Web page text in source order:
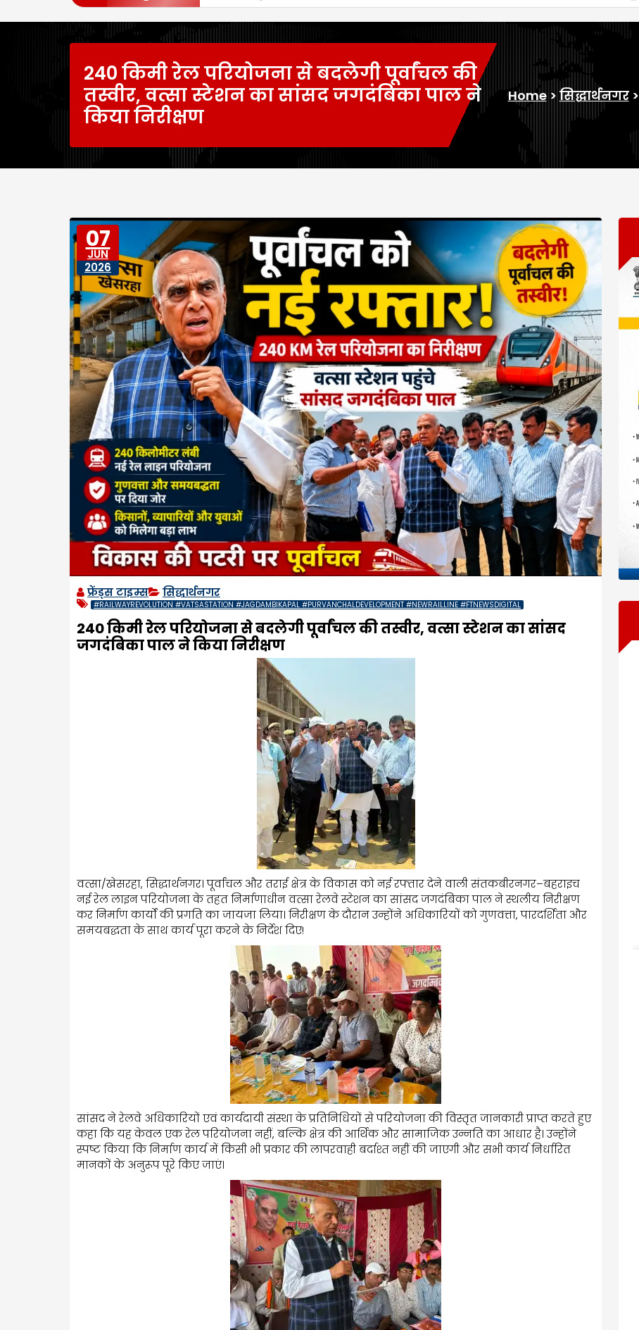
240 किमी रेल परियोजना से बदलेगी पूर्वांचल की
तस्वीर, वत्सा स्टेशन का सांसद जगदंबिका पाल ने
किया निरीक्षण
Home> सिद्धार्थनगर>
07
JUN
2026
फ्रेंड्स टाइम्स सिद्धार्थनगर
#RAILWAYREVOLUTION #VATSASTATION #JAGDAMBIKAPAL #PURVANCHALDEVELOPMENT #NEWRAILLINE #FTNEWSDIGITAL
240 किमी रेल परियोजना से बदलेगी पूर्वांचल की तस्वीर, वत्सा स्टेशन का सांसद
जगदंबिका पाल ने किया निरीक्षण
वत्सा/खेसरहा, सिद्धार्थनगर। पूर्वांचल और तराई क्षेत्र के विकास को नई रफ्तार देने वाली संतकबीरनगर–बहराइच
नई रेल लाइन परियोजना के तहत निर्माणाधीन वत्सा रेलवे स्टेशन का सांसद जगदंबिका पाल ने स्थलीय निरीक्षण
कर निर्माण कार्यों की प्रगति का जायजा लिया। निरीक्षण के दौरान उन्होंने अधिकारियों को गुणवत्ता, पारदर्शिता और
समयबद्धता के साथ कार्य पूरा करने के निर्देश दिए!
सांसद ने रेलवे अधिकारियों एवं कार्यदायी संस्था के प्रतिनिधियों से परियोजना की विस्तृत जानकारी प्राप्त करते हुए
कहा कि यह केवल एक रेल परियोजना नहीं, बल्कि क्षेत्र की आर्थिक और सामाजिक उन्नति का आधार है। उन्होंने
स्पष्ट किया कि निर्माण कार्य में किसी भी प्रकार की लापरवाही बर्दाश्त नहीं की जाएगी और सभी कार्य निर्धारित
मानकों के अनुरूप पूरे किए जाएं।